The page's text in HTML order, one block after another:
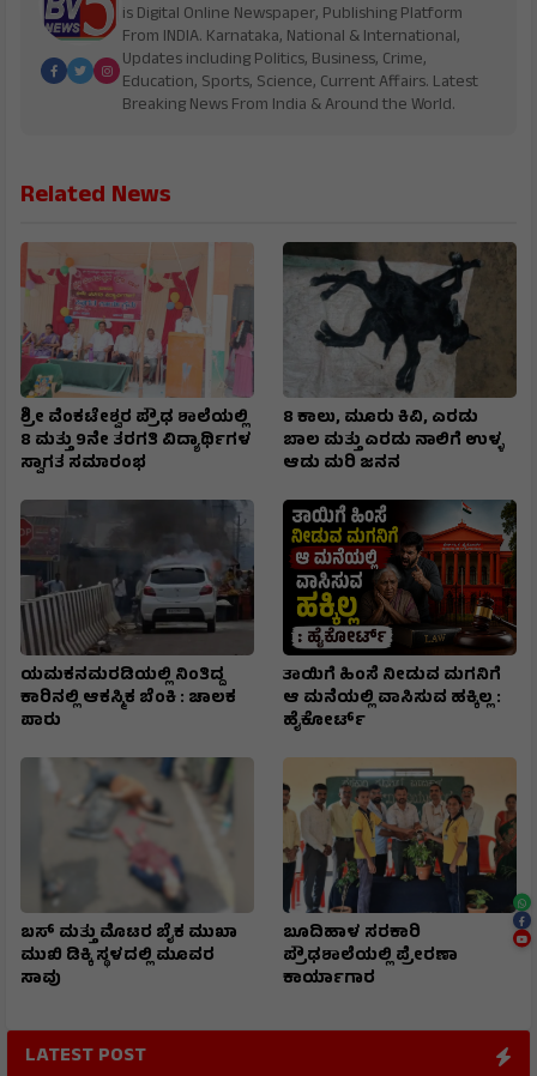
is Digital Online Newspaper, Publishing Platform
From INDIA. Karnataka, National & International,
Updates including Politics, Business, Crime,
Education, Sports, Science, Current Affairs. Latest
Breaking News From India & Around the World.
Related News
ಶ್ರೀ ವೆಂಕಟೇಶ್ವರ ಪ್ರೌಢ ಶಾಲೆಯಲ್ಲಿ
8 ಮತ್ತು 9ನೇ ತರಗತಿ ವಿದ್ಯಾರ್ಥಿಗಳ
ಸ್ವಾಗತ ಸಮಾರಂಭ
8 ಕಾಲು, ಮೂರು ಕಿವಿ, ಎರಡು
ಬಾಲ ಮತ್ತು ಎರಡು ನಾಲಿಗೆ ಉಳ್ಳ
ಆಡು ಮರಿ ಜನನ
ಯಮಕನಮರಡಿಯಲ್ಲಿ ನಿಂತಿದ್ದ
ಕಾರಿನಲ್ಲಿ ಆಕಸ್ಮಿಕ ಬೆಂಕಿ : ಚಾಲಕ
ಪಾರು
ತಾಯಿಗೆ ಹಿಂಸೆ ನೀಡುವ ಮಗನಿಗೆ
ಆ ಮನೆಯಲ್ಲಿ ವಾಸಿಸುವ ಹಕ್ಕಿಲ್ಲ :
ಹೈಕೋರ್ಟ್
ಬಸ್ ಮತ್ತು ಮೊಟರ ಬೈಕ ಮುಖಾ
ಮುಖಿ‌ ಡಿಕ್ಕಿ ಸ್ಥಳದಲ್ಲಿ ಮೂವರ
ಸಾವು
ಬೂದಿಹಾಳ ಸರಕಾರಿ
ಪ್ರೌಢಶಾಲೆಯಲ್ಲಿ ಪ್ರೇರಣಾ
ಕಾರ್ಯಾಗಾರ
LATEST POST